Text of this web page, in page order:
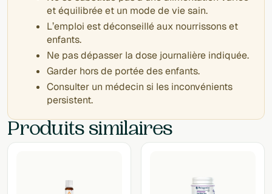
et équilibrée et un mode de vie sain.
L’emploi est déconseillé aux nourrissons et
enfants.
Ne pas dépasser la dose journalière indiquée.
Garder hors de portée des enfants.
Consulter un médecin si les inconvénients
persistent.
Produits similaires